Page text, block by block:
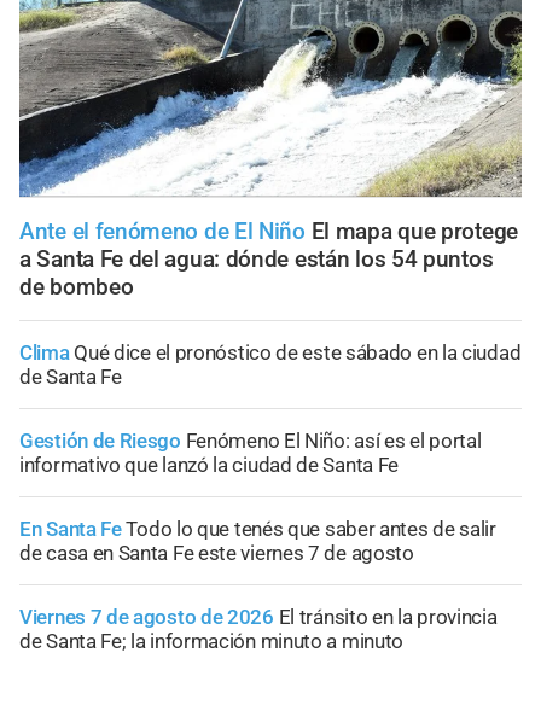
Ante el fenómeno de El Niño El mapa que protege
a Santa Fe del agua: dónde están los 54 puntos
de bombeo
Clima Qué dice el pronóstico de este sábado en la ciudad
de Santa Fe
Gestión de Riesgo Fenómeno El Niño: así es el portal
informativo que lanzó la ciudad de Santa Fe
En Santa FeTodo lo que tenés que saber antes de salir
de casa en Santa Fe este viernes 7 de agosto
Viernes 7 de agosto de 2026 El tránsito en la provincia
de Santa Fe; la información minuto a minuto